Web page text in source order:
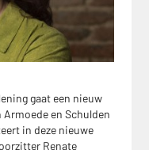
gaat een nieuw
en Schulden
in deze nieuwe
Renate